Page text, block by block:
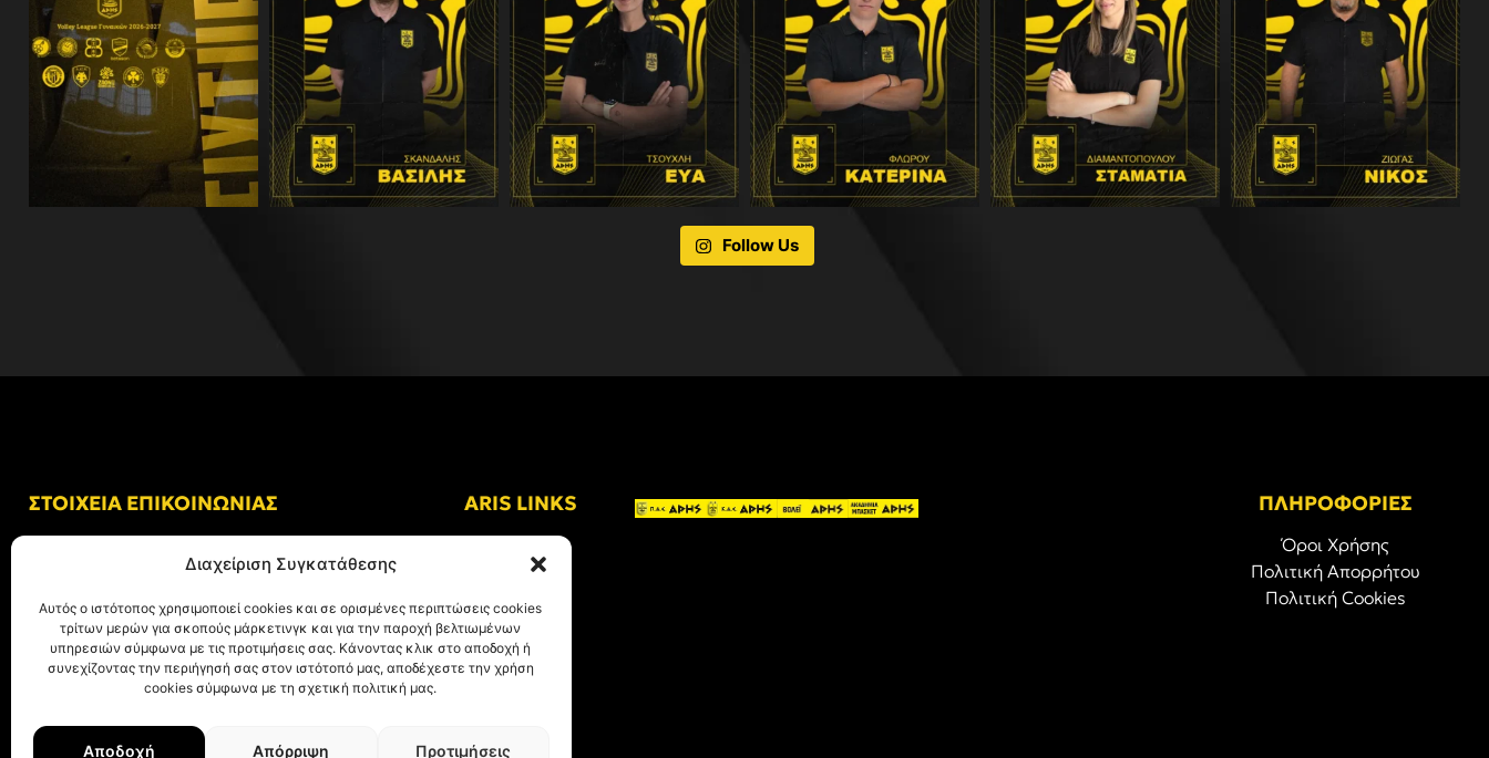
Διαχείριση Συγκατάθεσης
Αυτός ο ιστότοπος χρησιμοποιεί cookies και σε ορισμένες περιπτώσεις cookies
τρίτων μερών για σκοπούς μάρκετινγκ και για την παροχή βελτιωμένων
υπηρεσιών σύμφωνα με τις προτιμήσεις σας. Κάνοντας κλικ στο αποδοχή ή
συνεχίζοντας την περιήγησή σας στον ιστότοπό μας, αποδέχεστε την χρήση
cookies σύμφωνα με τη σχετική πολιτική μας.
Αποδοχή Απόρριψη Προτιμήσεις
Follow Us
ΣΤΟΙΧΕΙΑ ΕΠΙΚΟΙΝΩΝΙΑΣ
Αλκμήνης 69, Χαριλάου
Τ.Κ. 54249 Θεσσαλονίκη
Tηλ. Επικοινωνίας:+30 (2310) 305 402
E-mail: info@aris.gr
ARIS LINKS ΠΛΗΡΟΦΟΡΙΕΣ
Όροι Χρήσης
Πολιτική Απορρήτου
Πολιτική Cookies